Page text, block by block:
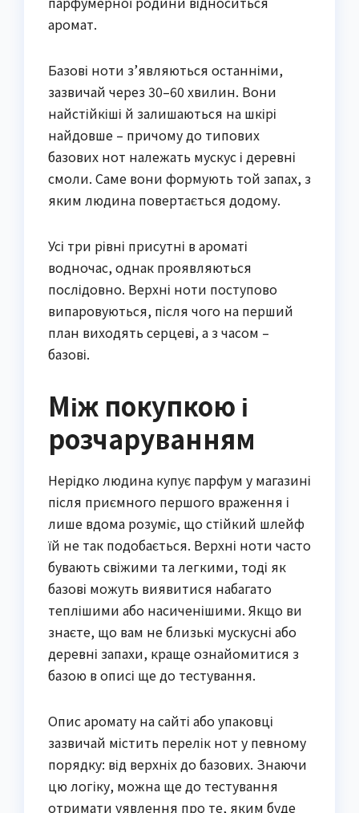
аромат.
Базові ноти з’являються останніми,
зазвичай через 30–60 хвилин. Вони
найстійкіші й залишаються на шкірі
найдовше – причому до типових
базових нот належать мускус і деревні
смоли. Саме вони формують той запах, з
яким людина повертається додому.
Усі три рівні присутні в ароматі
водночас, однак проявляються
послідовно. Верхні ноти поступово
випаровуються, після чого на перший
план виходять серцеві, а з часом –
базові.
Між покупкою і
розчаруванням
Нерідко людина купує парфум у магазині
після приємного першого враження і
лише вдома розуміє, що стійкий шлейф
їй не так подобається. Верхні ноти часто
бувають свіжими та легкими, тоді як
базові можуть виявитися набагато
теплішими або насиченішими. Якщо ви
знаєте, що вам не близькі мускусні або
деревні запахи, краще ознайомитися з
базою в описі ще до тестування.
Опис аромату на сайті або упаковці
зазвичай містить перелік нот у певному
порядку: від верхніх до базових. Знаючи
цю логіку, можна ще до тестування
отримати уявлення про те, яким буде